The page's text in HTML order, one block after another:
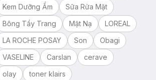
Kem Dưỡng Ẩm
Sữa Rửa Mặt
Bông Tẩy Trang
Mặt Nạ
LOREAL
LA ROCHE POSAY
Son
Obagi
VASELINE
Carslan
cerave
olay
toner klairs